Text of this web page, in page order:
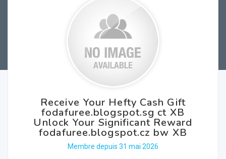
Receive Your Hefty Cash Gift
fodafuree.blogspot.sg ct XB
Unlock Your Significant Reward
fodafuree.blogspot.cz bw XB
Membre depuis 31 mai 2026